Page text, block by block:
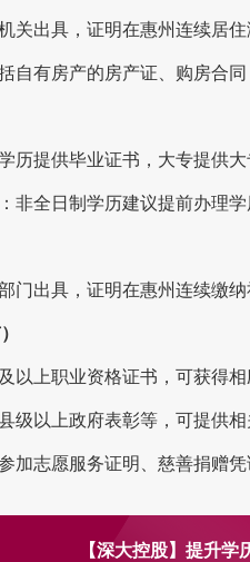
关出具，证明在惠州连续居住
自有房产的房产证、购房合同
历提供毕业证书，大专提供
非全日制学历建议提前办理
门出具，证明在惠州连续缴纳
以上职业资格证书，可获得相
级以上政府表彰等，可提供相
加志愿服务证明、慈善捐赠凭
【深大控股】提升